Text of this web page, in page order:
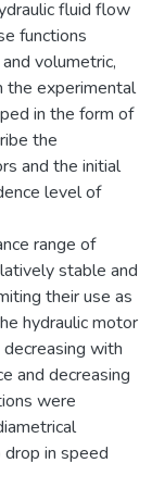
fluid flow
functions
volumetric,
the experimental
in the form of
the
and the initial
level of
range of
stable and
their use as
hydraulic motor
with
and decreasing
were
in speed